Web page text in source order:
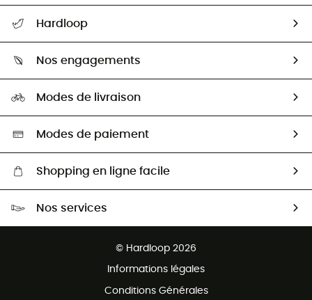
Retour & remboursement
Guide des tailles
Seconde Main
Aide & Contact
Hardloop
HardGuides
Nos engagements
Sélection éco-responsable
Modes de livraison
Modes de paiement
Shopping en ligne facile
Nos services
© Hardloop 2026
Informations légales
Conditions Générales